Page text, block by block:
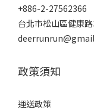
+886-2-27562366
台北市松山區健康
政策須知
運送政策